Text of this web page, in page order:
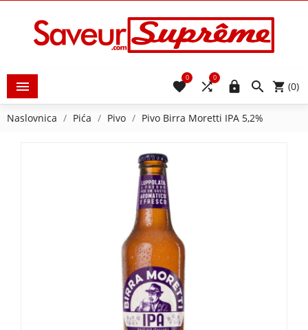
  (0)


0

0
Naslovnica Pića Pivo Pivo Birra Moretti IPA 5,2%